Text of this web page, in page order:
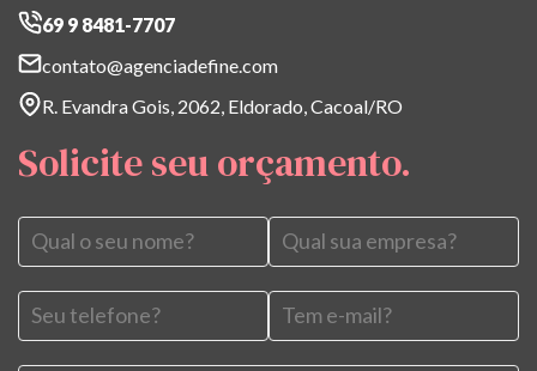
69 9 8481-7707
contato@agenciadefine.com
R. Evandra Gois, 2062, Eldorado, Cacoal/RO
Solicite seu orçamento.